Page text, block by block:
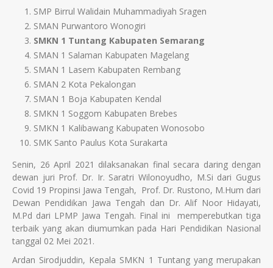
SMP Birrul Walidain Muhammadiyah Sragen
SMAN Purwantoro Wonogiri
SMKN 1 Tuntang Kabupaten Semarang
SMAN 1 Salaman Kabupaten Magelang
SMAN 1 Lasem Kabupaten Rembang
SMAN 2 Kota Pekalongan
SMAN 1 Boja Kabupaten Kendal
SMKN 1 Soggom Kabupaten Brebes
SMKN 1 Kalibawang Kabupaten Wonosobo
SMK Santo Paulus Kota Surakarta
Senin, 26 April 2021 dilaksanakan final secara daring dengan
dewan juri Prof. Dr. Ir. Saratri Wilonoyudho, M.Si dari Gugus
Covid 19 Propinsi Jawa Tengah, Prof. Dr. Rustono, M.Hum dari
Dewan Pendidikan Jawa Tengah dan Dr. Alif Noor Hidayati,
M.Pd dari LPMP Jawa Tengah. Final ini memperebutkan tiga
terbaik yang akan diumumkan pada Hari Pendidikan Nasional
tanggal 02 Mei 2021.
Ardan Sirodjuddin, Kepala SMKN 1 Tuntang yang merupakan